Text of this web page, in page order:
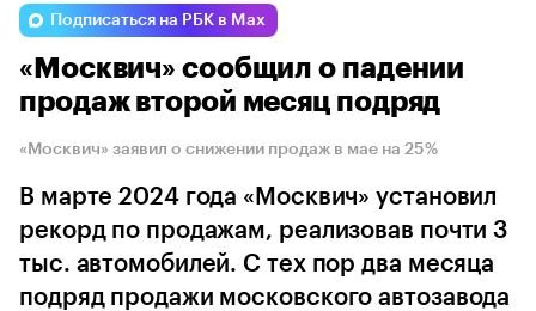
Подписаться на РБК в Max
«Москвич» сообщил о падении
продаж второй месяц подряд
«Москвич» заявил о снижении продаж в мае на 25%
В марте 2024 года «Москвич» установил
рекорд по продажам, реализовав почти 3
тыс. автомобилей. С тех пор два месяца
подряд продажи московского автозавода